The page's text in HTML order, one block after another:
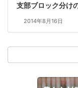
支部ブロック分け
2014年8月16日